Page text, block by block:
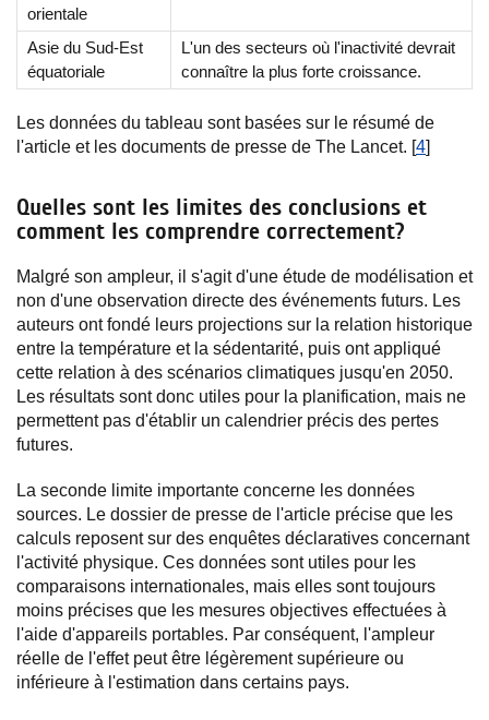
orientale
Asie du Sud-Est
équatoriale
L'un des secteurs où l'inactivité devrait
connaître la plus forte croissance.
Les données du tableau sont basées sur le résumé de
l'article et les documents de presse de The Lancet. [4]
Quelles sont les limites des conclusions et
comment les comprendre correctement?
Malgré son ampleur, il s'agit d'une étude de modélisation et
non d'une observation directe des événements futurs. Les
auteurs ont fondé leurs projections sur la relation historique
entre la température et la sédentarité, puis ont appliqué
cette relation à des scénarios climatiques jusqu'en 2050.
Les résultats sont donc utiles pour la planification, mais ne
permettent pas d'établir un calendrier précis des pertes
futures.
La seconde limite importante concerne les données
sources. Le dossier de presse de l'article précise que les
calculs reposent sur des enquêtes déclaratives concernant
l'activité physique. Ces données sont utiles pour les
comparaisons internationales, mais elles sont toujours
moins précises que les mesures objectives effectuées à
l'aide d'appareils portables. Par conséquent, l'ampleur
réelle de l'effet peut être légèrement supérieure ou
inférieure à l'estimation dans certains pays.